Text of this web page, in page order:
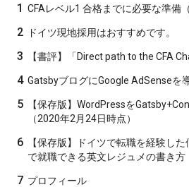
1 CFAレベル1 合格までに必要な準備
2 ドイツ現地採用はおすすめです。
3 【書評】「Direct path to the CFA
4 GatsbyブログにGoogle AdSenseを
5
【保存版】WordPressを
（2020年2月24日時点）
6
【保存版】ドイツで転職を経験し
で就職できる英文レジュメの書き方
7 プロフィール